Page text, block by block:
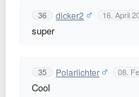
36 dicker2 16. April
super
35 Polarlichter 08.
Cool